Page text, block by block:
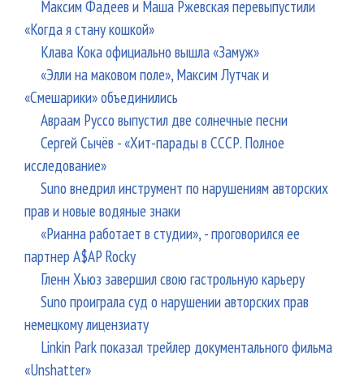
Максим Фадеев и Маша Ржевская перевыпустили
«Когда я стану кошкой»
Клава Кока официально вышла «Замуж»
«Элли на маковом поле», Максим Лутчак и
«Смешарики» объединились
Авраам Руссо выпустил две солнечные песни
Сергей Сычёв - «Хит-парады в СССР. Полное
исследование»
Suno внедрил инструмент по нарушениям авторских
прав и новые водяные знаки
«Рианна работает в студии», - проговорился ее
партнер A$AP Rocky
Гленн Хьюз завершил свою гастрольную карьеру
Suno проиграла суд о нарушении авторских прав
немецкому лицензиату
Linkin Park показал трейлер документального фильма
«Unshatter»